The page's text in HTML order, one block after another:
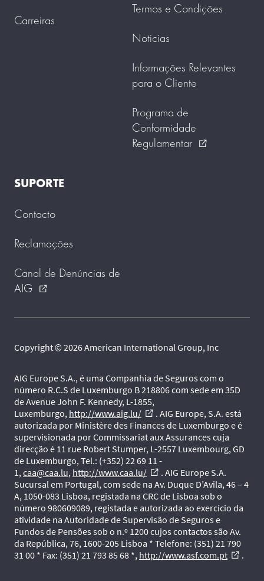
Carreiras
Termos e Condições
Noticias
Informações Relevantes
para o Cliente
Programa de
Conformidade
Regulamentar
external_link
SUPORTE
Contacto
Reclamações
Canal de Denúncias de
AIG
external_link
Copyright © 2026 American International Group, Inc
AIG Europe S.A., é uma Companhia de Seguros com o
número R.C.S de Luxemburgo B 218806 com sede em 35D
de Avenue John F. Kennedy, L-1855,
Luxemburgo, http://www.aig.lu/ external_link . AIG Europe, S.A. está
autorizada por Ministère des Finances de Luxemburgo e é
supervisionada por Commissariat aux Assurances cuja
direcção é 11 rue Robert Stumper, L-2557 Luxembourg, GD
de Luxemburgo, Tel.: (+352) 22 69 11 -
1,caa@caa.lu, http://www.caa.lu/ external_link . AIG Europe S.A.
Sucursal em Portugal, com sede na Av. Duque D’Avila, 46 – 4
A, 1050-083 Lisboa, registada na CRC de Lisboa sob o
número 980609089, registada e autorizada ao exercício da
atividade na Autoridade de Supervisão de Seguros e
Fundos de Pensões sob o n.º 1200 cujos contactos são Av.
da República, 76, 1600-205 Lisboa * Telefone: (351) 21 790
31 00 * Fax: (351) 21 793 85 68 *, http://www.asf.com.pt external_link .